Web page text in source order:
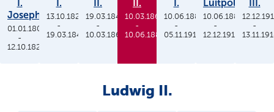
I.
Joseph
01.01.1806
-
12.10.1825
I.
13.10.1825
-
19.03.1848
II.
19.03.1848
-
10.03.1864
II.
10.03.1864
-
10.06.1886
I.
10.06.1886
-
05.11.1913
Luitpold
10.06.1886
-
12.12.1912
III.
-
Ludwig II.